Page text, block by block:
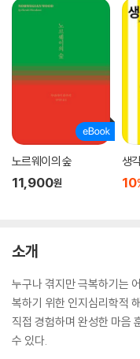
노르웨이의 숲
11,900원
생
10
소개
누구나 겪지만 극복하기는
복하기 위한 인지심리학적
직접 경험하며 완성한 마음
수 있다.